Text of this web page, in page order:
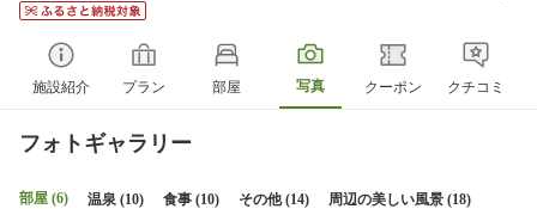
施設紹介 プラン 部屋 写真 クーポン クチコミ
フォトギャラリー
部屋 (6) 温泉 (10) 食事 (10) その他 (14) 周辺の美しい風景 (18)